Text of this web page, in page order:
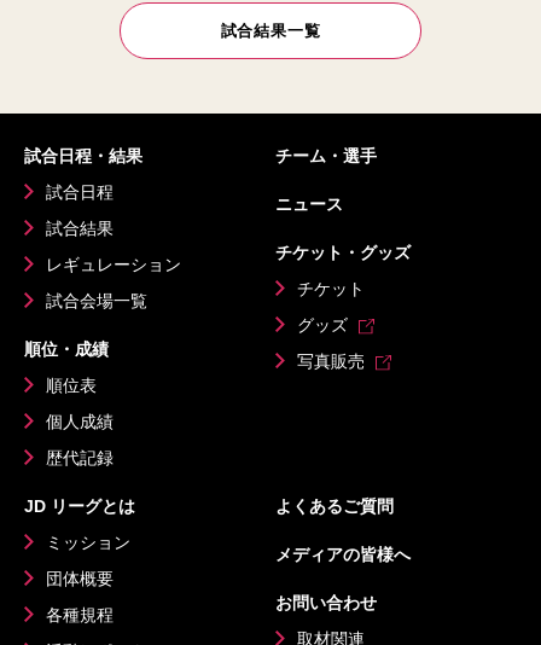
試合結果一覧
試合日程・結果
試合日程
試合結果
レギュレーション
試合会場一覧
順位・成績
順位表
個人成績
歴代記録
チーム・選手
ニュース
チケット・グッズ
チケット
グッズ
写真販売
JD リーグとは
ミッション
団体概要
各種規程
よくあるご質問
メディアの皆様へ
お問い合わせ
取材関連